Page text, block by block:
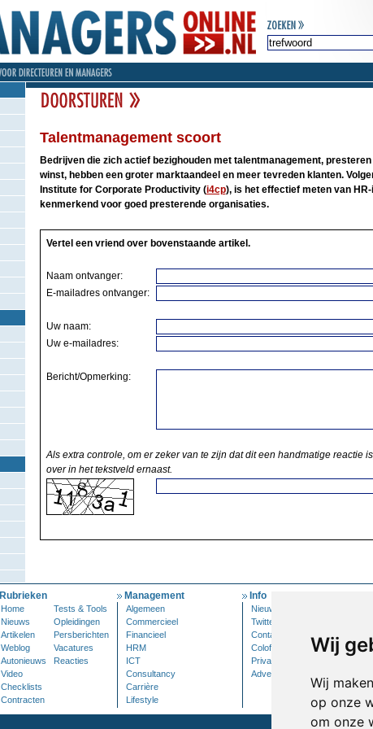
Wij
Wij
op onze
om onze
Talentmanagement scoort
Bedrijven die zich actief bezighouden met talentmanagement,
winst, hebben een groter marktaandeel en meer tevreden klanten.
Institute for Corporate Productivity (i4cp), is het effectief meten van
kenmerkend voor goed presterende organisaties.
Vertel een vriend over bovenstaande artikel.
Naam ontvanger:
E-mailadres ontvanger:
Uw naam:
Uw e-mailadres:
Bericht/Opmerking:
Als extra controle, om er zeker van te zijn dat dit een handmatige reactie
over in het tekstveld ernaast.
Rubrieken
Home
Tests & Tools
Nieuws
Opleidingen
Artikelen
Persberichten
Weblog
Vacatures
Autonieuws
Reacties
Video
Checklists
Contracten
Management
Algemeen
Commercieel
Financieel
HRM
ICT
Consultancy
Carrière
Lifestyle
Info
Nieuwsbrief
Twitter
Contact
Colofon
Privacy
Adverteren